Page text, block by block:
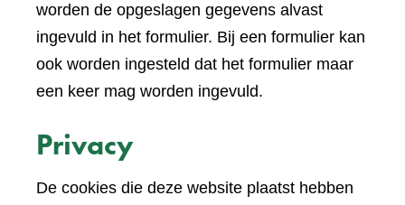
worden de opgeslagen gegevens alvast
ingevuld in het formulier. Bij een formulier kan
ook worden ingesteld dat het formulier maar
een keer mag worden ingevuld.
Privacy
De cookies die deze website plaatst hebben